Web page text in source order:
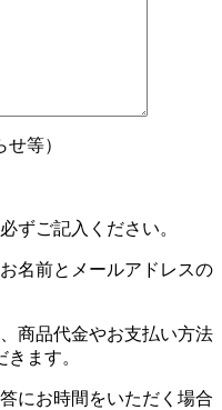
等）
ずご記入ください。
名前とメールアドレスの
商品代金やお支払い方法
ます。
にお時間をいただく場合